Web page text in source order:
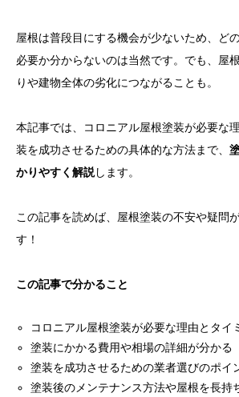
屋根は普段目にする機会が少ないため、ど
必要か分からないのは当然です。でも、屋
りや建物全体の劣化につながることも。
本記事では、コロニアル屋根塗装が必要な
装を成功させるための具体的な方法まで、
かりやすく解説します。
この記事を読めば、屋根塗装の不安や疑問
す！
この記事で分かること
コロニアル屋根塗装が必要な理由とタイ
塗装にかかる費用や相場の詳細が分かる
塗装を成功させるための業者選びのポイ
塗装後のメンテナンス方法や屋根を長持